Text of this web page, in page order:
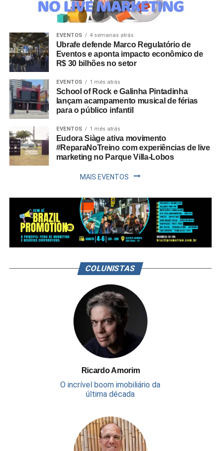
EVENTOS 4 semanas atrás
Ubrafe defende Marco Regulatório de
Eventos e aponta impacto econômico de
R$ 30 bilhões no setor
EVENTOS 1 mês atrás
School of Rock e Galinha Pintadinha
lançam acampamento musical de férias
para o público infantil
EVENTOS 1 mês atrás
Eudora Siàge ativa movimento
#ReparaNoTreino com experiências de live
marketing no Parque Villa-Lobos
MAIS EVENTOS
COLUNISTAS
Ricardo Amorim
O incrível boom imobiliário da
última década